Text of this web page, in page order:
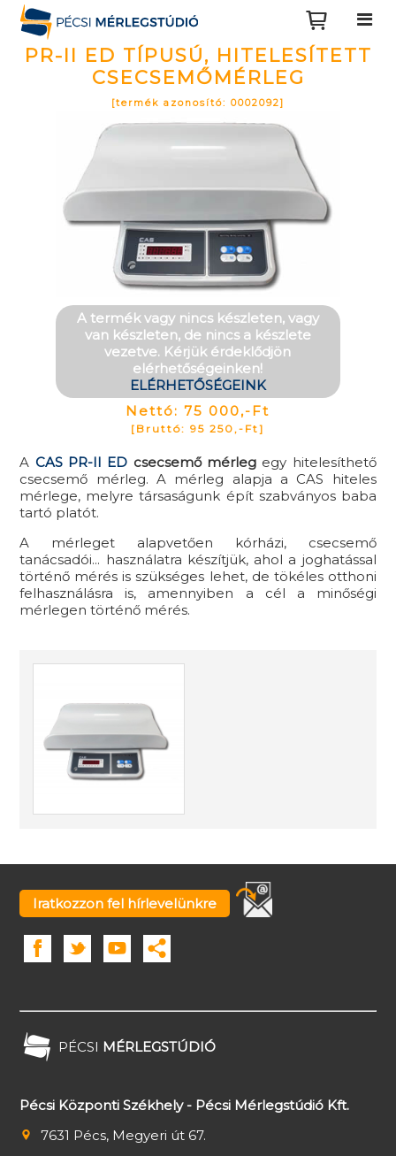
PR-II ED TÍPUSÚ, HITELESÍTETT
CSECSEMŐMÉRLEG
[termék azonosító: 0002092]
A termék vagy nincs készleten, vagy
van készleten, de nincs a készlete
vezetve. Kérjük érdeklődjön
elérhetőségeinken!
ELÉRHETŐSÉGEINK
Nettó: 75 000,-Ft
[Bruttó: 95 250,-Ft]
A CAS PR-II ED csecsemő mérlegegy hitelesíthető
csecsemő mérleg. A mérleg alapja a CAS hiteles
mérlege, melyre társaságunk épít szabványos baba
tartó platót.
A mérleget alapvetően kórházi, csecsemő
tanácsadói... használatra készítjük, ahol a joghatással
történő mérés is szükséges lehet, de tökéles otthoni
felhasználásra is, amennyiben a cél a minőségi
mérlegen történő mérés.
Iratkozzon fel hírlevelünkre
PÉCSI MÉRLEGSTÚDIÓ
Pécsi Központi Székhely - Pécsi Mérlegstúdió Kft.
7631 Pécs, Megyeri út 67.